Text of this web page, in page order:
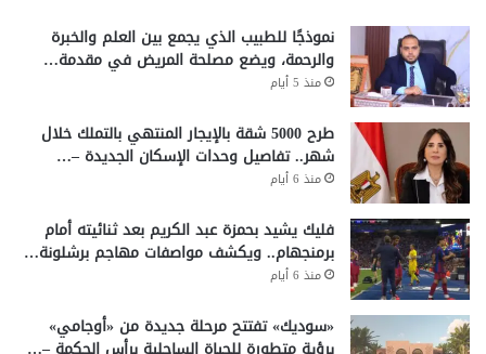
نموذجًا للطبيب الذي يجمع بين العلم والخبرة
والرحمة، ويضع مصلحة المريض في مقدمة…
منذ 5 أيام
طرح 5000 شقة بالإيجار المنتهي بالتملك خلال
شهر.. تفاصيل وحدات الإسكان الجديدة –…
منذ 6 أيام
فليك يشيد بحمزة عبد الكريم بعد ثنائيته أمام
برمنجهام.. ويكشف مواصفات مهاجم برشلونة…
منذ 6 أيام
«سوديك» تفتتح مرحلة جديدة من «أوجامي»